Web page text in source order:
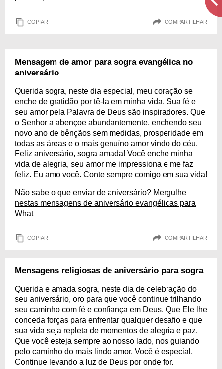
COPIAR COMPARTILHAR
Mensagem de amor para sogra evangélica no
aniversário
Querida sogra, neste dia especial, meu coração se
enche de gratidão por tê-la em minha vida. Sua fé e
seu amor pela Palavra de Deus são inspiradores. Que
o Senhor a abençoe abundantemente, enchendo seu
novo ano de bênçãos sem medidas, prosperidade em
todas as áreas e o mais genuíno amor vindo do céu.
Feliz aniversário, sogra amada! Você enche minha
vida de alegria, seu amor me impressiona e me faz
feliz. Eu amo você. Conte sempre comigo em sua vida!
Não sabe o que enviar de aniversário? Mergulhe
nestas mensagens de aniversário evangélicas para
What
COPIAR COMPARTILHAR
Mensagens religiosas de aniversário para sogra
Querida e amada sogra, neste dia de celebração do
seu aniversário, oro para que você continue trilhando
seu caminho com fé e confiança em Deus. Que Ele lhe
conceda forças para enfrentar qualquer desafio e que
sua vida seja repleta de momentos de alegria e paz.
Que você esteja sempre ao nosso lado, nos guiando
pelo caminho do mais lindo amor. Você é especial.
Continue levando a luz de Deus por onde for.